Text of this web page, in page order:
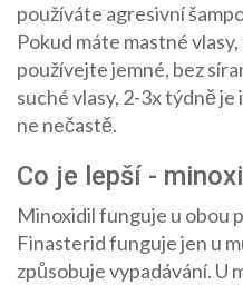
používáte agresivní
Pokud máte mastné
používejte jemné, bez
suché vlasy, 2-3x týdně
ne nečastě.
Co je lepší -
Minoxidil funguje u obou
Finasterid funguje jen u
způsobuje vypadávání. U